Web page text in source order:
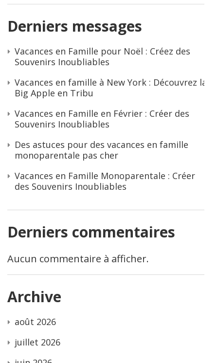
Derniers messages
Vacances en Famille pour Noël : Créez des
Souvenirs Inoubliables
Vacances en famille à New York : Découvrez la
Big Apple en Tribu
Vacances en Famille en Février : Créer des
Souvenirs Inoubliables
Des astuces pour des vacances en famille
monoparentale pas cher
Vacances en Famille Monoparentale : Créer
des Souvenirs Inoubliables
Derniers commentaires
Aucun commentaire à afficher.
Archive
août 2026
juillet 2026